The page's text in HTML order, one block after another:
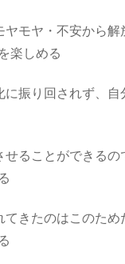
モヤ・不安から解
楽しめる
振り回されず、自
ることができるの
きたのはこのため